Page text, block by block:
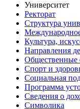
Университет
Ректорат
Структура
Культура,
Направления
Общественные
Спорт и
Социальная
Программа
Сведения о
Символика